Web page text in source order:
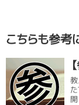
こちらも参考